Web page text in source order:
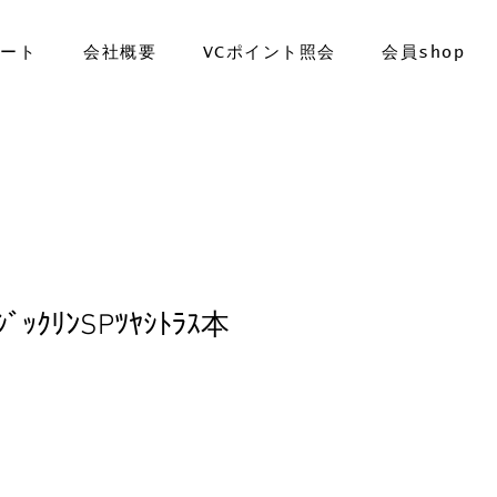
ト 会社概要 VCポイント照会 会員shop
ｯｸﾘﾝSPﾂﾔｼﾄﾗｽ本